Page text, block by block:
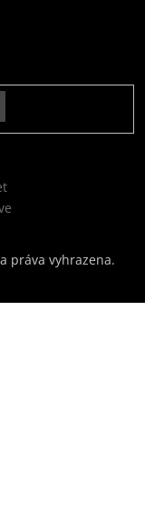
práva vyhrazena.